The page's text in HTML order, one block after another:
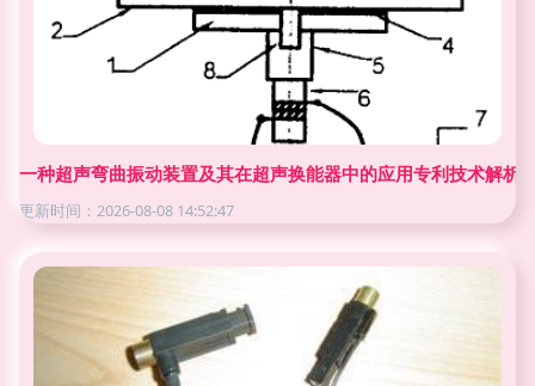
一种超声弯曲振动装置及其在超声换能器中的应用专利技术解析
更新时间：2026-08-08 14:52:47